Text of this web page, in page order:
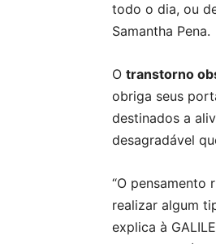
todo o dia, ou
Samantha Pena.
O transtorno
obriga seus
destinados a
desagradável
“O pensamento
realizar algum
explica à